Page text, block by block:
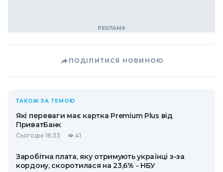
ПОДІЛИТИСЯ НОВИНОЮ
ТАКОЖ ЗА ТЕМОЮ
Які переваги має картка Premium Plus від
ПриватБанк
Сьогодні 16:33 41
Заробітна плата, яку отримують українці з-за
кордону, скоротилася на 23,6% - НБУ